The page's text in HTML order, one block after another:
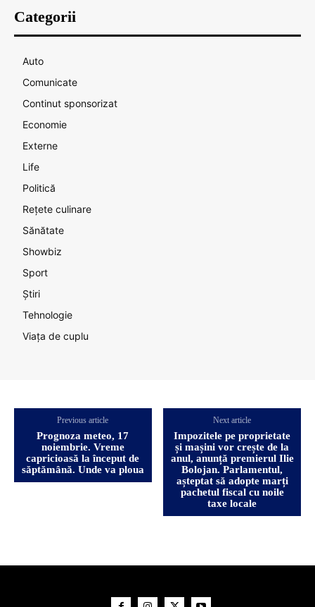
Categorii
Auto
Comunicate
Continut sponsorizat
Economie
Externe
Life
Politică
Rețete culinare
Sănătate
Showbiz
Sport
Știri
Tehnologie
Viața de cuplu
Previous article
Prognoza meteo, 17
noiembrie. Vreme
capricioasă la început de
săptămână. Unde va ploua
Next article
Impozitele pe proprietate
și mașini vor crește de la
anul, anunță premierul Ilie
Bolojan. Parlamentul,
așteptat să adopte marți
pachetul fiscal cu noile
taxe locale